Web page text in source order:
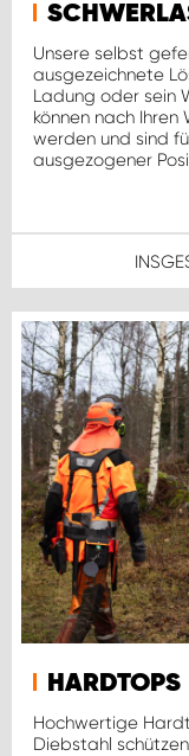
Unsere selbst
ausgezeichnete
Ladung oder sein
können nach
werden und sind
ausgezogener
HARDTOPS
Hochwertige
Diebstahl